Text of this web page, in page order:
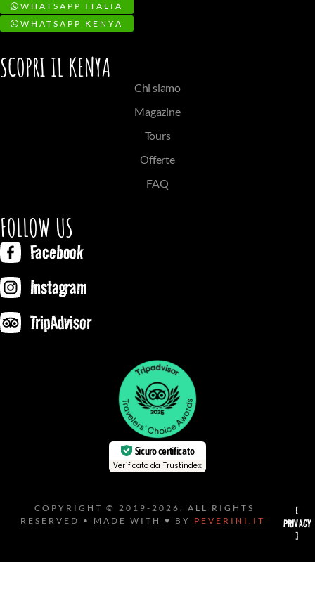
WHATSAPP ITALIA
WHATSAPP KENYA
SCOPRI IL KENYA
Chi siamo
Magazine
Tours
Offerte
FAQ
FOLLOW US
Facebook
Instagram
TripAdvisor
Sicuro certificato
Verificato da Trustindex
COPYRIGHT © 2019-2026. ALL RIGHTS
RESERVED • MADE WITH ♥ BY PEVERINI.IT
[
PRIVACY
]